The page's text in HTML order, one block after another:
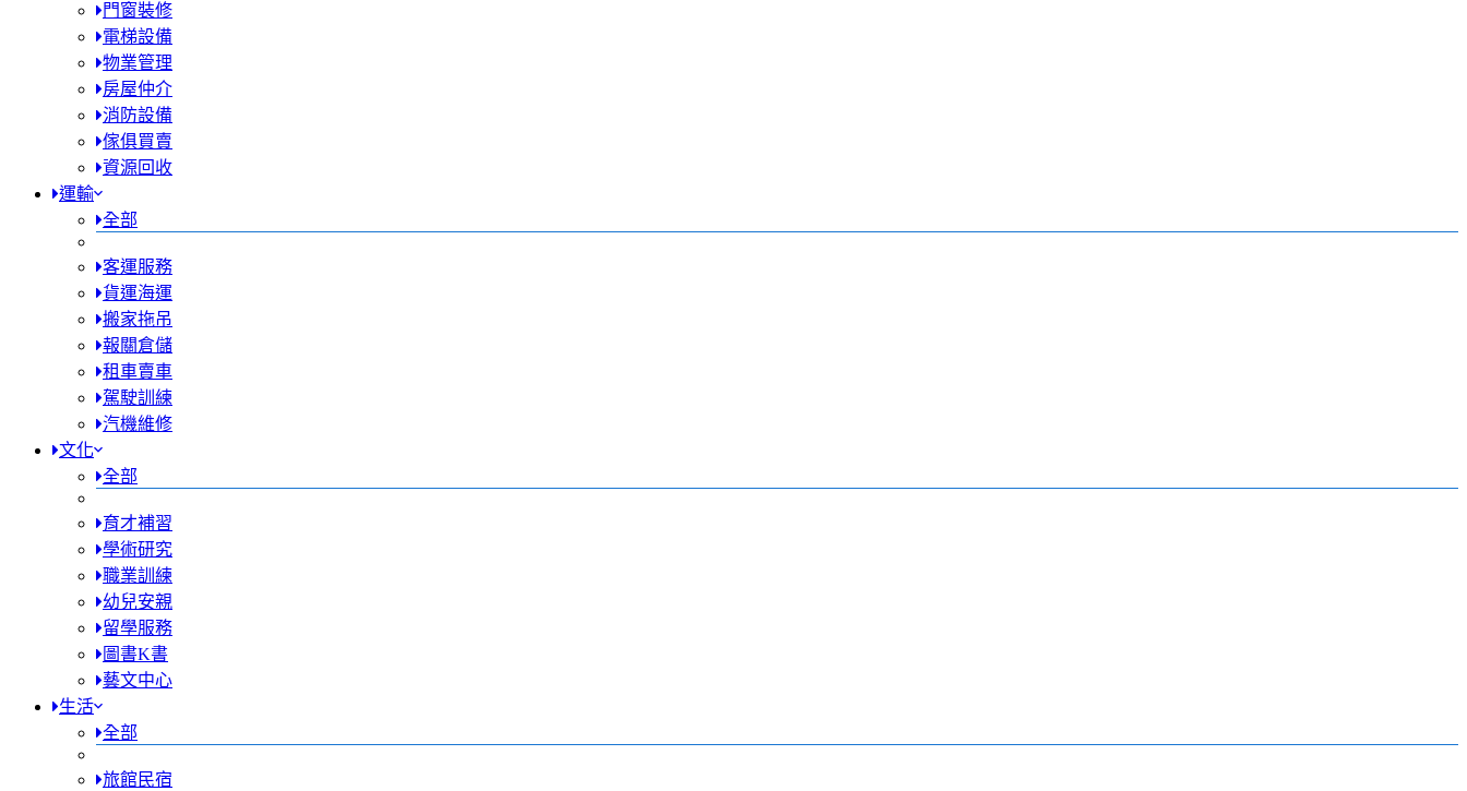
門窗裝修
電梯設備
物業管理
房屋仲介
消防設備
傢俱買賣
資源回收
運輸
全部
客運服務
貨運海運
搬家拖吊
報關倉儲
租車賣車
駕駛訓練
汽機維修
文化
全部
育才補習
學術研究
職業訓練
幼兒安親
留學服務
圖書K書
藝文中心
生活
全部
旅館民宿